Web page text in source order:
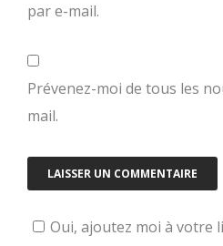
par e-mail.
Prévenez-moi de tous les
mail.
Oui, ajoutez moi à votre